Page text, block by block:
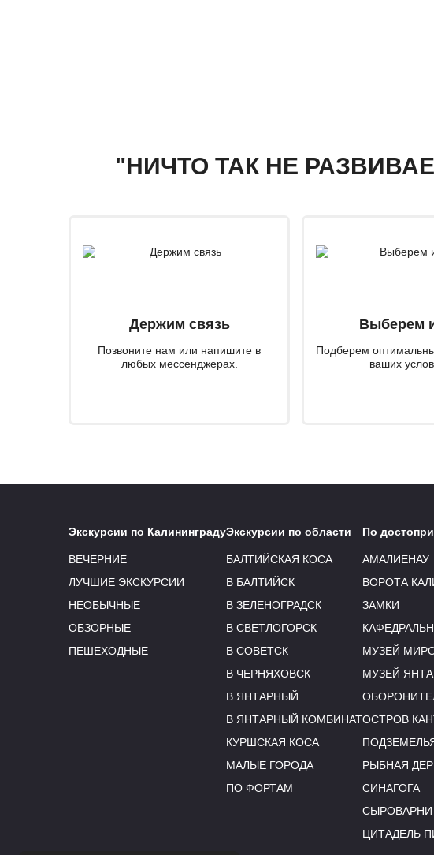
"НИЧТО ТАК НЕ
Держим связь
Позвоните нам или напишите в
любых мессенджерах.
Выберем
Подберем
ваших
Экскурсии по Калининграду
ВЕЧЕРНИЕ
ЛУЧШИЕ ЭКСКУРСИИ
НЕОБЫЧНЫЕ
ОБЗОРНЫЕ
ПЕШЕХОДНЫЕ
Экскурсии по области
БАЛТИЙСКАЯ КОСА
В БАЛТИЙСК
В ЗЕЛЕНОГРАДСК
В СВЕТЛОГОРСК
В СОВЕТСК
В ЧЕРНЯХОВСК
В ЯНТАРНЫЙ
В ЯНТАРНЫЙ КОМБИНАТ
КУРШСКАЯ КОСА
МАЛЫЕ ГОРОДА
ПО ФОРТАМ
По
АМАЛИЕНАУ
ВОРОТА
ЗАМКИ
МУЗЕЙ
МУЗЕЙ
ОСТРОВ
РЫБНАЯ
СИНАГОГА
СЫРОВАРНИ
ЦИТАДЕЛЬ